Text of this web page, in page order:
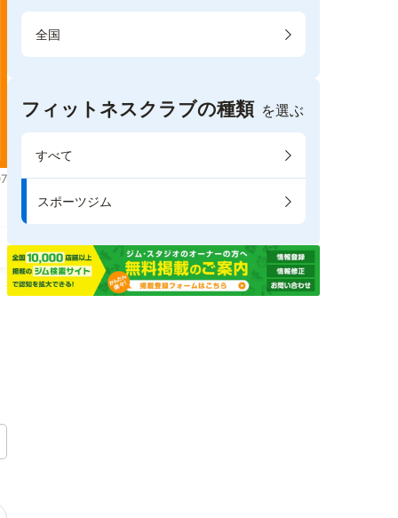
全国
フィットネスクラブの種類 を選ぶ
すべて
スポーツジム